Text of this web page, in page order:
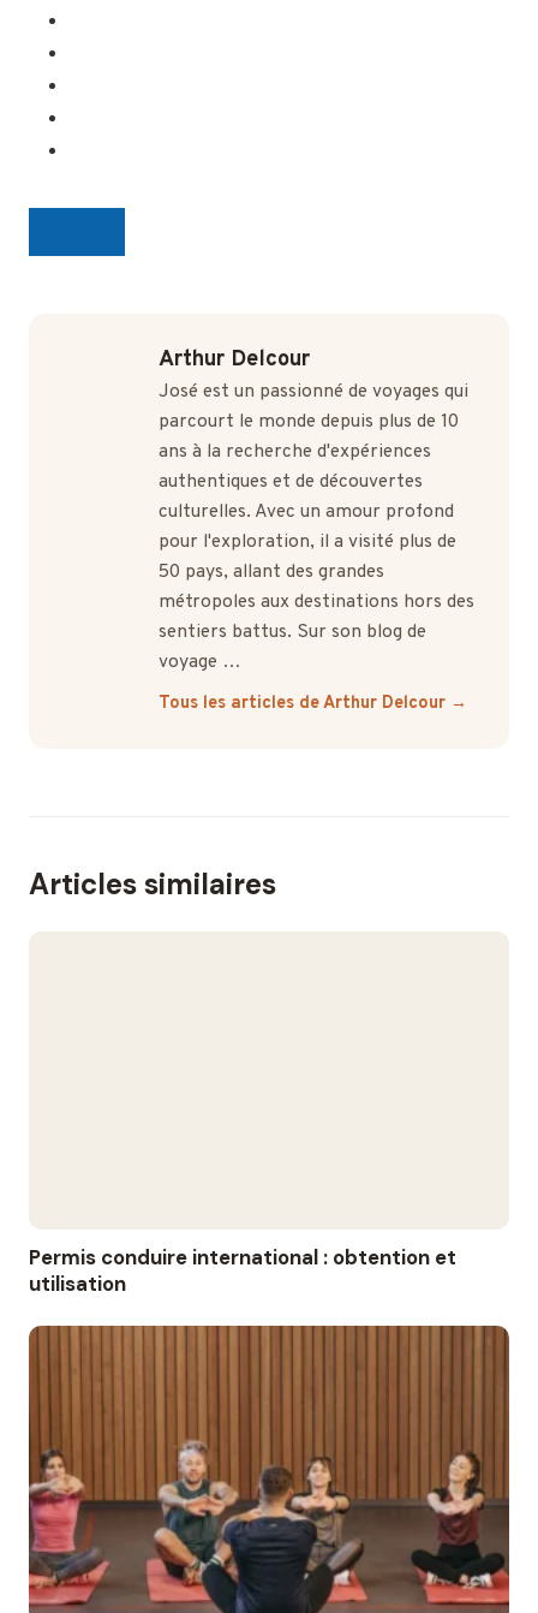
Arthur Delcour
José est un passionné de voyages qui
parcourt le monde depuis plus de 10
ans à la recherche d'expériences
authentiques et de découvertes
culturelles. Avec un amour profond
pour l'exploration, il a visité plus de
50 pays, allant des grandes
métropoles aux destinations hors des
sentiers battus. Sur son blog de
voyage …
Tous les articles de Arthur Delcour →
Articles similaires
Permis conduire international : obtention et
utilisation